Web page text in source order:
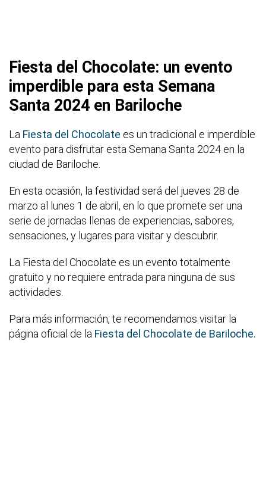
Fiesta del Chocolate: un evento
imperdible para esta Semana
Santa 2024 en Bariloche
La Fiesta del Chocolate es un tradicional e imperdible
evento para disfrutar esta Semana Santa 2024 en la
ciudad de Bariloche.
En esta ocasión, la festividad será del jueves 28 de
marzo al lunes 1 de abril, en lo que promete ser una
serie de jornadas llenas de experiencias, sabores,
sensaciones, y lugares para visitar y descubrir.
La Fiesta del Chocolate es un evento totalmente
gratuito y no requiere entrada para ninguna de sus
actividades.
Para más información, te recomendamos visitar la
página oficial de la Fiesta del Chocolate de Bariloche.